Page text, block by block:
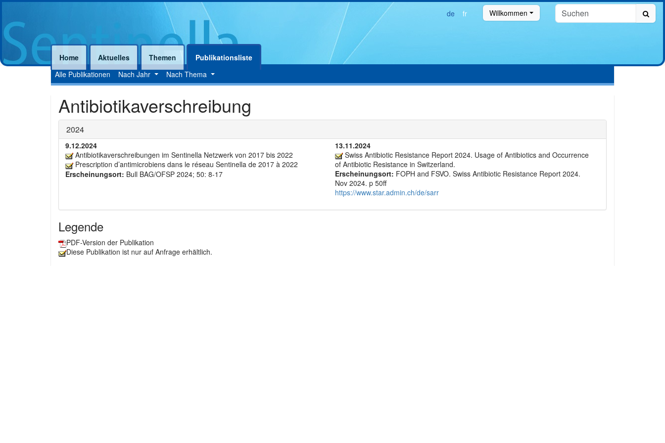
de fr Willkommen
Home Aktuelles Themen
Publikationsliste
Alle Publikationen
Nach Jahr Nach Thema
Antibiotikaverschreibung
2024
9.12.2024
Antibiotikaverschreibungen im Sentinella Netzwerk von 2017 bis 2022
Prescription d’antimicrobiens dans le réseau Sentinella de 2017 à 2022
Erscheinungsort: Bull BAG/OFSP 2024; 50: 8-17
13.11.2024
Swiss Antibiotic Resistance Report 2024. Usage of Antibiotics and Occurrence
of Antibiotic Resistance in Switzerland.
Erscheinungsort: FOPH and FSVO. Swiss Antibiotic Resistance Report 2024.
Nov 2024. p 50ff
https://www.star.admin.ch/de/sarr
Legende
PDF-Version der Publikation
Diese Publikation ist nur auf Anfrage erhältlich.